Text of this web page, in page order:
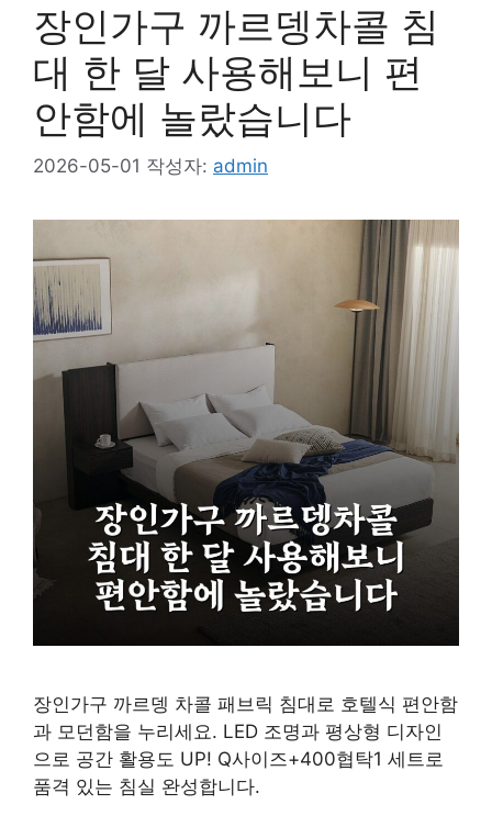
장인가구 까르뎅차콜 침
대 한 달 사용해보니 편
안함에 놀랐습니다
2026-05-01 작성자: admin
장인가구 까르뎅 차콜 패브릭 침대로 호텔식 편안함
과 모던함을 누리세요. LED 조명과 평상형 디자인
으로 공간 활용도 UP! Q사이즈+400협탁1 세트로
품격 있는 침실 완성합니다.